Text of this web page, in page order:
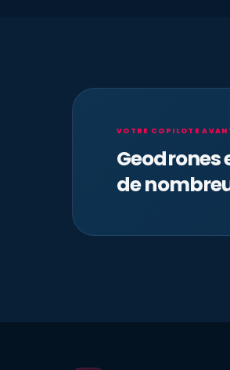
VOTRE COPILOTE
de